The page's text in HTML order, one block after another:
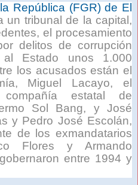
República (FGR) de El
un tribunal de la capital,
el procesamiento
delitos de corrupción
Estado unos 1.000
los acusados están el
Miguel Lacayo, el
estatal de
Sol Bang, y José
y Pedro José Escolán,
de los exmandatarios
Flores y Armando
entre 1994 y